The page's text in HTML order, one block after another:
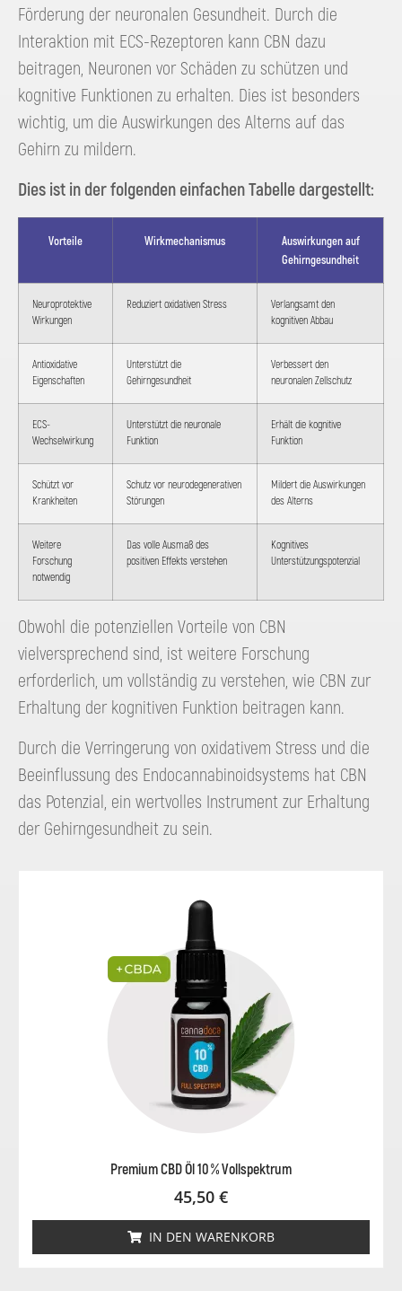
Förderung der neuronalen Gesundheit. Durch die
Interaktion mit ECS-Rezeptoren kann CBN dazu
beitragen, Neuronen vor Schäden zu schützen und
kognitive Funktionen zu erhalten. Dies ist besonders
wichtig, um die Auswirkungen des Alterns auf das
Gehirn zu mildern.
Dies ist in der folgenden einfachen Tabelle dargestellt:
Vorteile Wirkmechanismus
Auswirkungen auf
Gehirngesundheit
Neuroprotektive
Wirkungen
Reduziert oxidativen Stress
Verlangsamt den
kognitiven Abbau
Antioxidative
Eigenschaften
Unterstützt die
Gehirngesundheit
Verbessert den
neuronalen Zellschutz
ECS-
Wechselwirkung
Unterstützt die neuronale
Funktion
Erhält die kognitive
Funktion
Schützt vor
Krankheiten
Schutz vor neurodegenerativen
Störungen
Mildert die Auswirkungen
des Alterns
Weitere
Forschung
notwendig
Das volle Ausmaß des
positiven Effekts verstehen
Kognitives
Unterstützungspotenzial
Obwohl die potenziellen Vorteile von CBN
vielversprechend sind, ist weitere Forschung
erforderlich, um vollständig zu verstehen, wie CBN zur
Erhaltung der kognitiven Funktion beitragen kann.
Durch die Verringerung von oxidativem Stress und die
Beeinflussung des Endocannabinoidsystems hat CBN
das Potenzial, ein wertvolles Instrument zur Erhaltung
der Gehirngesundheit zu sein.
Premium CBD Öl 10 % Vollspektrum
45,50 €
IN DEN WARENKORB